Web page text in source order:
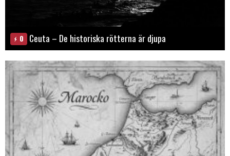
0 Ceuta – De historiska rötterna är djupa